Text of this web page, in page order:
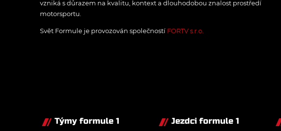
vzniká s důrazem na kvalitu, kontext a dlouhodobou znalost prostředí
motorsportu.
Svět Formule je provozován společností FORTV s.r.o.
Týmy formule 1 Jezdci formule 1